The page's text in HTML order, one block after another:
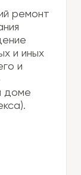
ремонт
и иных
и
доме